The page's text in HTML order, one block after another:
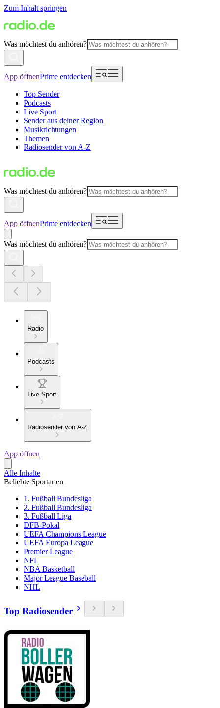
Zum Inhalt springen
Was möchtest du anhören?
App öffnenPrime entdecken
Top Sender
Podcasts
Live Sport
Sender aus deiner Region
Musikrichtungen
Themen
Radiosender von A-Z
Was möchtest du anhören?
App öffnenPrime entdecken
Was möchtest du anhören?
Radio
Podcasts
Live Sport
Radiosender von A-Z
App öffnen
Alle Inhalte
Beliebte Sportarten
1. Fußball Bundesliga
2. Fußball Bundesliga
3. Fußball Liga
DFB-Pokal
UEFA Champions League
UEFA Europa League
Premier League
NFL
NBA Basketball
Major League Baseball
NHL
Top Radiosender